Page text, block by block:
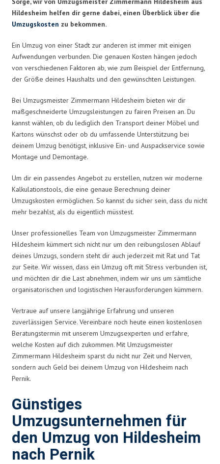
Hildesheim helfen dir gerne dabei, einen Überblick über die
Umzugskosten zu bekommen.
Ein Umzug von einer Stadt zur anderen ist immer mit einigen
Aufwendungen verbunden. Die genauen Kosten hängen jedoch
von verschiedenen Faktoren ab, wie zum Beispiel der Entfernung,
der Größe deines Haushalts und den gewünschten Leistungen.
Bei Umzugsmeister Zimmermann Hildesheim bieten wir dir
maßgeschneiderte Umzugsleistungen zu fairen Preisen an. Du
kannst wählen, ob du lediglich den Transport deiner Möbel und
Kartons wünschst oder ob du umfassende Unterstützung bei
deinem Umzug benötigst, inklusive Ein- und Auspackservice sowie
Montage und Demontage.
Um dir ein passendes Angebot zu erstellen, nutzen wir moderne
Kalkulationstools, die eine genaue Berechnung deiner
Umzugskosten ermöglichen. So kannst du sicher sein, dass du nicht
mehr bezahlst, als du eigentlich müsstest.
Unser professionelles Team von Umzugsmeister Zimmermann
Hildesheim kümmert sich nicht nur um den reibungslosen Ablauf
deines Umzugs, sondern steht dir auch jederzeit mit Rat und Tat
zur Seite. Wir wissen, dass ein Umzug oft mit Stress verbunden ist,
und möchten dir die Last abnehmen, indem wir uns um sämtliche
organisatorischen und logistischen Herausforderungen kümmern.
Vertraue auf unsere langjährige Erfahrung und unseren
zuverlässigen Service. Vereinbare noch heute einen kostenlosen
Beratungstermin mit unserem Umzugsexperten und erfahre,
welche Kosten auf dich zukommen. Mit Umzugsmeister
Zimmermann Hildesheim sparst du nicht nur Zeit und Nerven,
sondern auch Geld bei deinem Umzug von Hildesheim nach
Pernik.
Günstiges
Umzugsunternehmen für
den Umzug von Hildesheim
nach Pernik